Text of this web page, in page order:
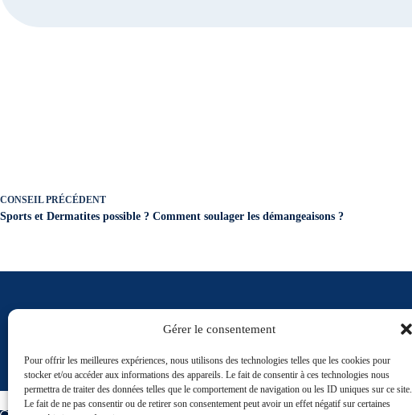
Gérer le consentement
Pour offrir les meilleures expériences, nous utilisons des technologies telles que les cookies pour
stocker et/ou accéder aux informations des appareils. Le fait de consentir à ces technologies nous
permettra de traiter des données telles que le comportement de navigation ou les ID uniques sur ce site.
Le fait de ne pas consentir ou de retirer son consentement peut avoir un effet négatif sur certaines
CONSEILPRÉCÉDENT
Sports et Dermatites possible ? Comment soulager les démangeaisons ?